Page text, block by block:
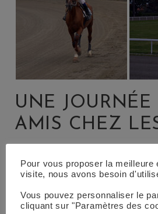
UNE JOURNÉE
AMIS CHEZ
Pour vous proposer la meilleure
visite, nous avons besoin
Vous pouvez personnaliser le
cliquant sur "Paramètres des